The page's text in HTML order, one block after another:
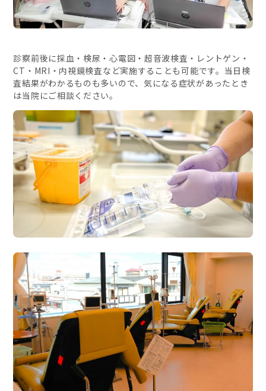
診察前後に採血・検尿・心電図・超音波検査・レントゲン・
CT ・ MRI ・内視鏡検査など実施することも可能です。当日検
査結果がわかるものも多いので、気になる症状があったとき
は当院にご相談ください。